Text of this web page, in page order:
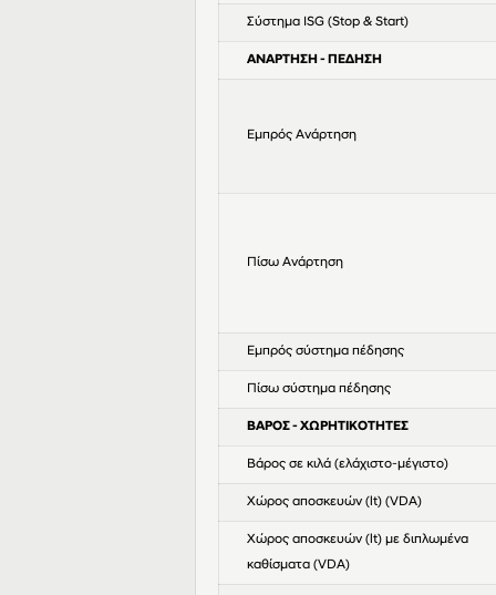
Σύστημα ISG (Stop & Start)
ΑΝΑΡΤΗΣΗ - ΠΕΔΗΣΗ
Εμπρός Ανάρτηση
Πίσω Ανάρτηση
Εμπρός σύστημα πέδησης
Πίσω σύστημα πέδησης
ΒΑΡΟΣ - ΧΩΡΗΤΙΚΟΤΗΤΕΣ
Βάρος σε κιλά (ελάχιστο-μέγιστο)
Χώρος αποσκευών (lt) (VDA)
Χώρος αποσκευών (lt) με διπλωμένα
καθίσματα (VDA)